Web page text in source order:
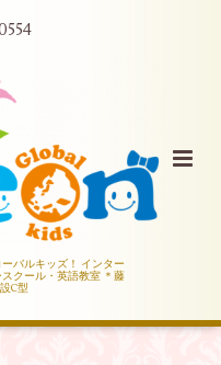
バルキッズ！ インター
クール・英語教室 ＊藤
C型